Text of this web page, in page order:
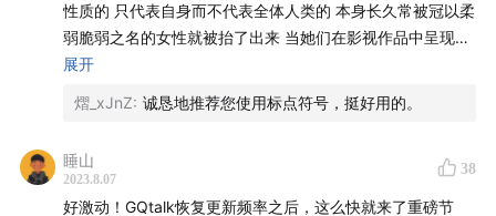
性质的 只代表自身而不代表全体人类的 本身长久常被冠以柔
弱脆弱之名的女性就被抬了出来 当她们在影视作品中呈现弱
势形象时 很难引起公众的讨论和破防 女性观众只会痛恨在影
到其背后所隐藏的父权社会 强权社会对他们的压迫 因为在影
成了具体的个人 所以在观看影片中感受到压迫的女性会感同
身受那些女性的遭遇 从而恨具体的人具体的事 而不是恨这个
展开
熠_xJnZ: 诚恳地推荐您使用标点符号，挺好用的。
睡山
2023.8.07
38
好激动！GQtalk恢复更新频率之后，这么快就来了重磅节